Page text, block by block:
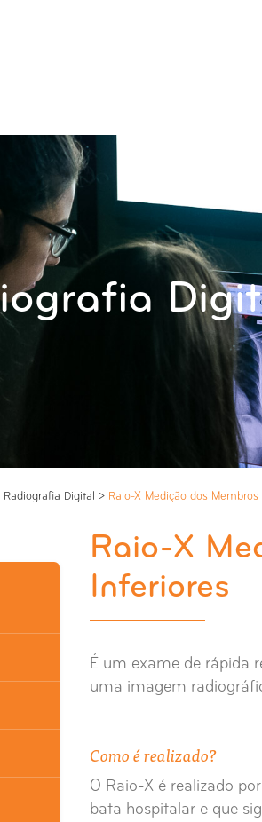
Radiografia Digital > Raio-X Medição dos Membros
Raio-X
Inferiores
É um exame de rápida
uma imagem
Como é realizado?
O Raio-X é realizado
bata hospitalar e que